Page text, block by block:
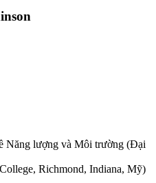
Năng lượng và Môi trường (Đại
Richmond, Indiana, Mỹ)